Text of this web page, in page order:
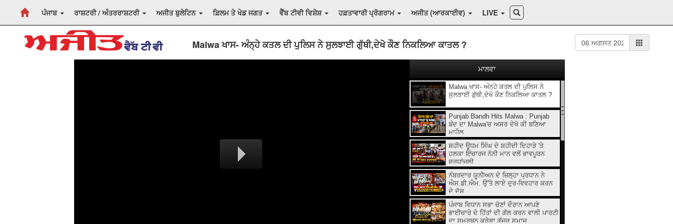
ਪੰਜਾਬ ਰਾਸ਼ਟਰੀ / ਅੰਤਰਰਾਸ਼ਟਰੀ ਅਜੀਤ ਬੁਲੇਟਿਨ ਫ਼ਿਲਮ ਤੇ ਖੇਡ ਜਗਤ ਵੈੱਬ ਟੀਵੀ ਵਿਸ਼ੇਸ਼ ਹਫ਼ਤਾਵਾਰੀ ਪ੍ਰੋਗਰਾਮ ਅਜੀਤ (ਆਰਕਾਈਵ) LIVE
Malwa ਖਾਸ- ਅੰਨ੍ਹੇ ਕਤਲ ਦੀ ਪੁਲਿਸ ਨੇ ਸੁਲਝਾਈ ਗੁੱਥੀ,ਦੇਖੋ ਕੌਣ ਨਿਕਲਿਆ ਕਾਤਲ ?
Malwa ਖਾਸ- ਅੰਨ੍ਹੇ ਕਤਲ ਦੀ ਪੁਲਿਸ ਨੇ
ਸੁਲਝਾਈ ਗੁੱਥੀ,ਦੇਖੋ ਕੌਣ ਨਿਕਲਿਆ ਕਾਤਲ ?
Punjab Bandh Hits Malwa : Punjab
ਬੰਦ ਦਾ Malwa'ਚ ਅਸਰ ਦੇਖੋ ਕੀ ਬਣਿਆ
ਮਾਹੌਲ
ਸ਼ਹੀਦ ਊਧਮ ਸਿੰਘ ਦੇ ਸ਼ਹੀਦੀ ਦਿਹਾੜੇ 'ਤੇ
ਹਲਕਾ ਇੰਚਾਰਜ ਨੋਨੀ ਮਾਨ ਵਲੋਂ ਭਾਵਪੂਰਨ
ਸ਼ਰਧਾਂਜਲੀ
ਨੰਬਰਦਾਰ ਯੂਨੀਅਨ ਦੇ ਜ਼ਿਲ੍ਹਾ ਪ੍ਰਧਾਨ ਨੇ
ਐਸ.ਡੀ.ਐਮ. ਉੱਤੇ ਲਾਏ ਦੁਰ-ਵਿਵਹਾਰ ਕਰਨ
ਦੇ ਦੋਸ਼
ਪੰਜਾਬ ਵਿਧਾਨ ਸਭਾ ਚੋਣਾਂ ਦੌਰਾਨ ਆਪਣੇ
ਭਾਈਚਾਰੇ ਦੇ ਹਿੱਤਾਂ ਦੀ ਗੱਲ ਕਰਨ ਵਾਲੀ ਪਾਰਟੀ
ਦਾ ਸਮਰਥਨ ਕਰੇਗਾ ਗੁੱਜਰ ਸਮਾਜ
ਮਾਲਵਾ